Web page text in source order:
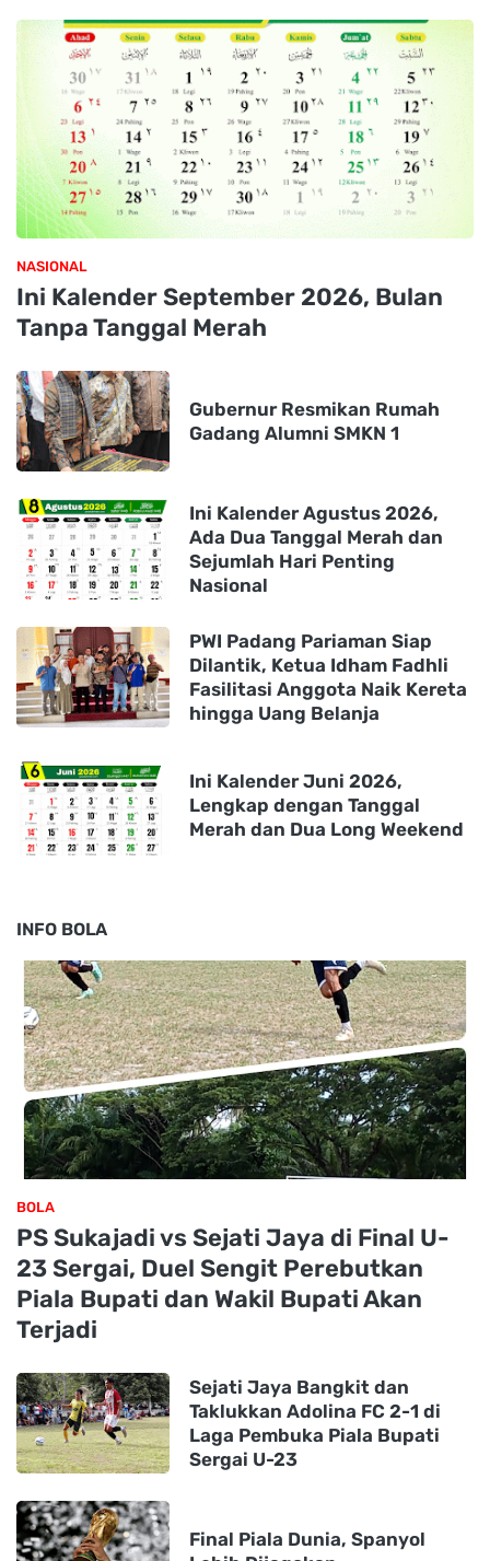
NASIONAL
Ini Kalender September 2026, Bulan
Tanpa Tanggal Merah
Gubernur Resmikan Rumah
Gadang Alumni SMKN 1
Ini Kalender Agustus 2026,
Ada Dua Tanggal Merah dan
Sejumlah Hari Penting
Nasional
PWI Padang Pariaman Siap
Dilantik, Ketua Idham Fadhli
Fasilitasi Anggota Naik Kereta
hingga Uang Belanja
Ini Kalender Juni 2026,
Lengkap dengan Tanggal
Merah dan Dua Long Weekend
INFO BOLA
BOLA
PS Sukajadi vs Sejati Jaya di Final U-
23 Sergai, Duel Sengit Perebutkan
Piala Bupati dan Wakil Bupati Akan
Terjadi
Sejati Jaya Bangkit dan
Taklukkan Adolina FC 2-1 di
Laga Pembuka Piala Bupati
Sergai U-23
Final Piala Dunia, Spanyol